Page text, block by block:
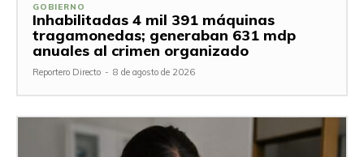
GOBIERNO
Inhabilitadas 4 mil 391 máquinas
tragamonedas; generaban 631 mdp
anuales al crimen organizado
Reportero Directo - 8 de agosto de 2026